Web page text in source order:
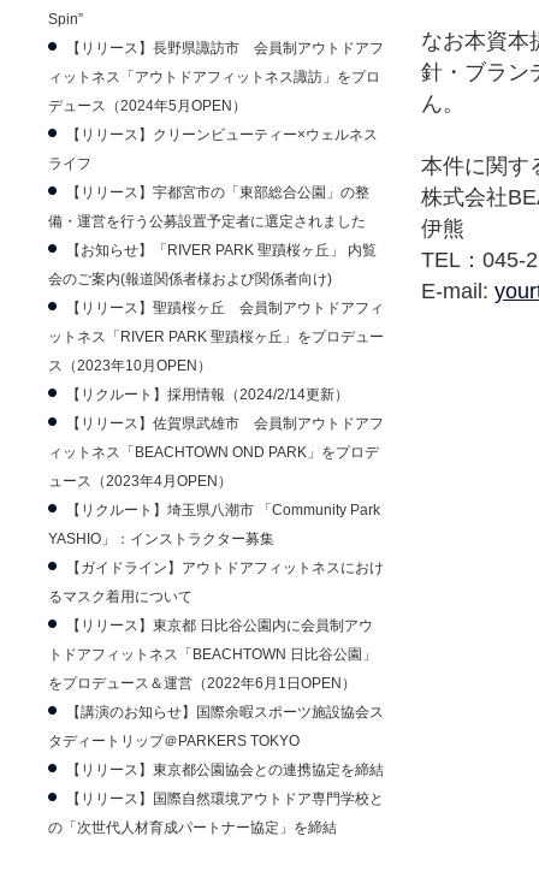
Spin”
【リリース】長野県諏訪市 会員制アウトドアフ
ィットネス「アウトドアフィットネス諏訪」をプロ
デュース（2024年5月OPEN）
【リリース】クリーンビューティー×ウェルネス
ライフ
【リリース】宇都宮市の「東部総合公園」の整
備・運営を行う公募設置予定者に選定されました
【お知らせ】「RIVER PARK 聖蹟桜ヶ丘」 内覧
会のご案内(報道関係者様および関係者向け)
【リリース】聖蹟桜ヶ丘 会員制アウトドアフィ
ットネス「RIVER PARK 聖蹟桜ヶ丘」をプロデュー
ス（2023年10月OPEN）
【リクルート】採用情報（2024/2/14更新）
【リリース】佐賀県武雄市 会員制アウトドアフ
ィットネス「BEACHTOWN OND PARK」をプロデ
ュース（2023年4月OPEN）
【リクルート】埼玉県八潮市 「Community Park
YASHIO」：インストラクター募集
【ガイドライン】アウトドアフィットネスにおけ
るマスク着用について
【リリース】東京都 日比谷公園内に会員制アウ
トドアフィットネス「BEACHTOWN 日比谷公園」
をプロデュース＆運営（2022年6月1日OPEN）
【講演のお知らせ】国際余暇スポーツ施設協会ス
タディートリップ＠PARKERS TOKYO
【リリース】東京都公園協会との連携協定を締結
【リリース】国際自然環境アウトドア専門学校と
の「次世代人材育成パートナー協定」を締結
なお本資本
針・ブラン
ん。
本件に関す
株式会社
伊熊
TEL：045-
E-mail: